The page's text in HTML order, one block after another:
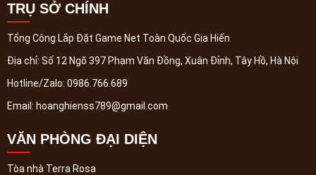
TRỤ SỞ CHÍNH
Tổng Công Lắp Đặt Game Net Toàn Quốc Gia Hiến
Địa chỉ: Số 12 Ngõ 397 Phạm Văn Đồng, Xuân Đỉnh, Tây Hồ, Hà Nội
Hotline/Zalo: 0986.766.689
Email: hoanghienss789@gmail.com
VĂN PHÒNG ĐẠI DIỆN
Tòa nhà Terra Rosa